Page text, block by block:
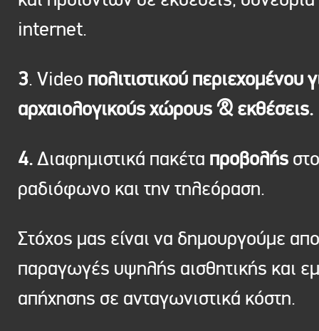
internet.
3. Video πολιτιστικού περιεχομένου
αρχαιολογικούς χώρους & εκθέσεις.
4.Διαφημιστικά πακέτα προβολής στο
ραδιόφωνο και την τηλεόραση.
Στόχος μας είναι να δημουργούμε
παραγωγές υψηλής αισθητικής και
απήχησης σε ανταγωνιστικά κόστη.